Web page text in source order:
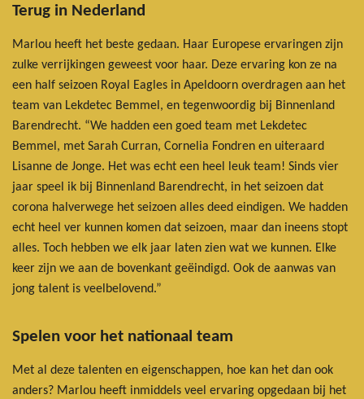
Terug in Nederland
Marlou heeft het beste gedaan. Haar Europese ervaringen zijn
zulke verrijkingen geweest voor haar. Deze ervaring kon ze na
een half seizoen Royal Eagles in Apeldoorn overdragen aan het
team van Lekdetec Bemmel, en tegenwoordig bij Binnenland
Barendrecht. “We hadden een goed team met Lekdetec
Bemmel, met Sarah Curran, Cornelia Fondren en uiteraard
Lisanne de Jonge. Het was echt een heel leuk team! Sinds vier
jaar speel ik bij Binnenland Barendrecht, in het seizoen dat
corona halverwege het seizoen alles deed eindigen. We hadden
echt heel ver kunnen komen dat seizoen, maar dan ineens stopt
alles. Toch hebben we elk jaar laten zien wat we kunnen. Elke
keer zijn we aan de bovenkant geëindigd. Ook de aanwas van
jong talent is veelbelovend.”
Spelen voor het nationaal team
Met al deze talenten en eigenschappen, hoe kan het dan ook
anders? Marlou heeft inmiddels veel ervaring opgedaan bij het